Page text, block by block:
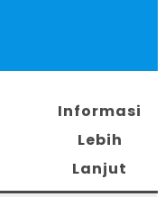
Informasi
Lebih
Lanjut